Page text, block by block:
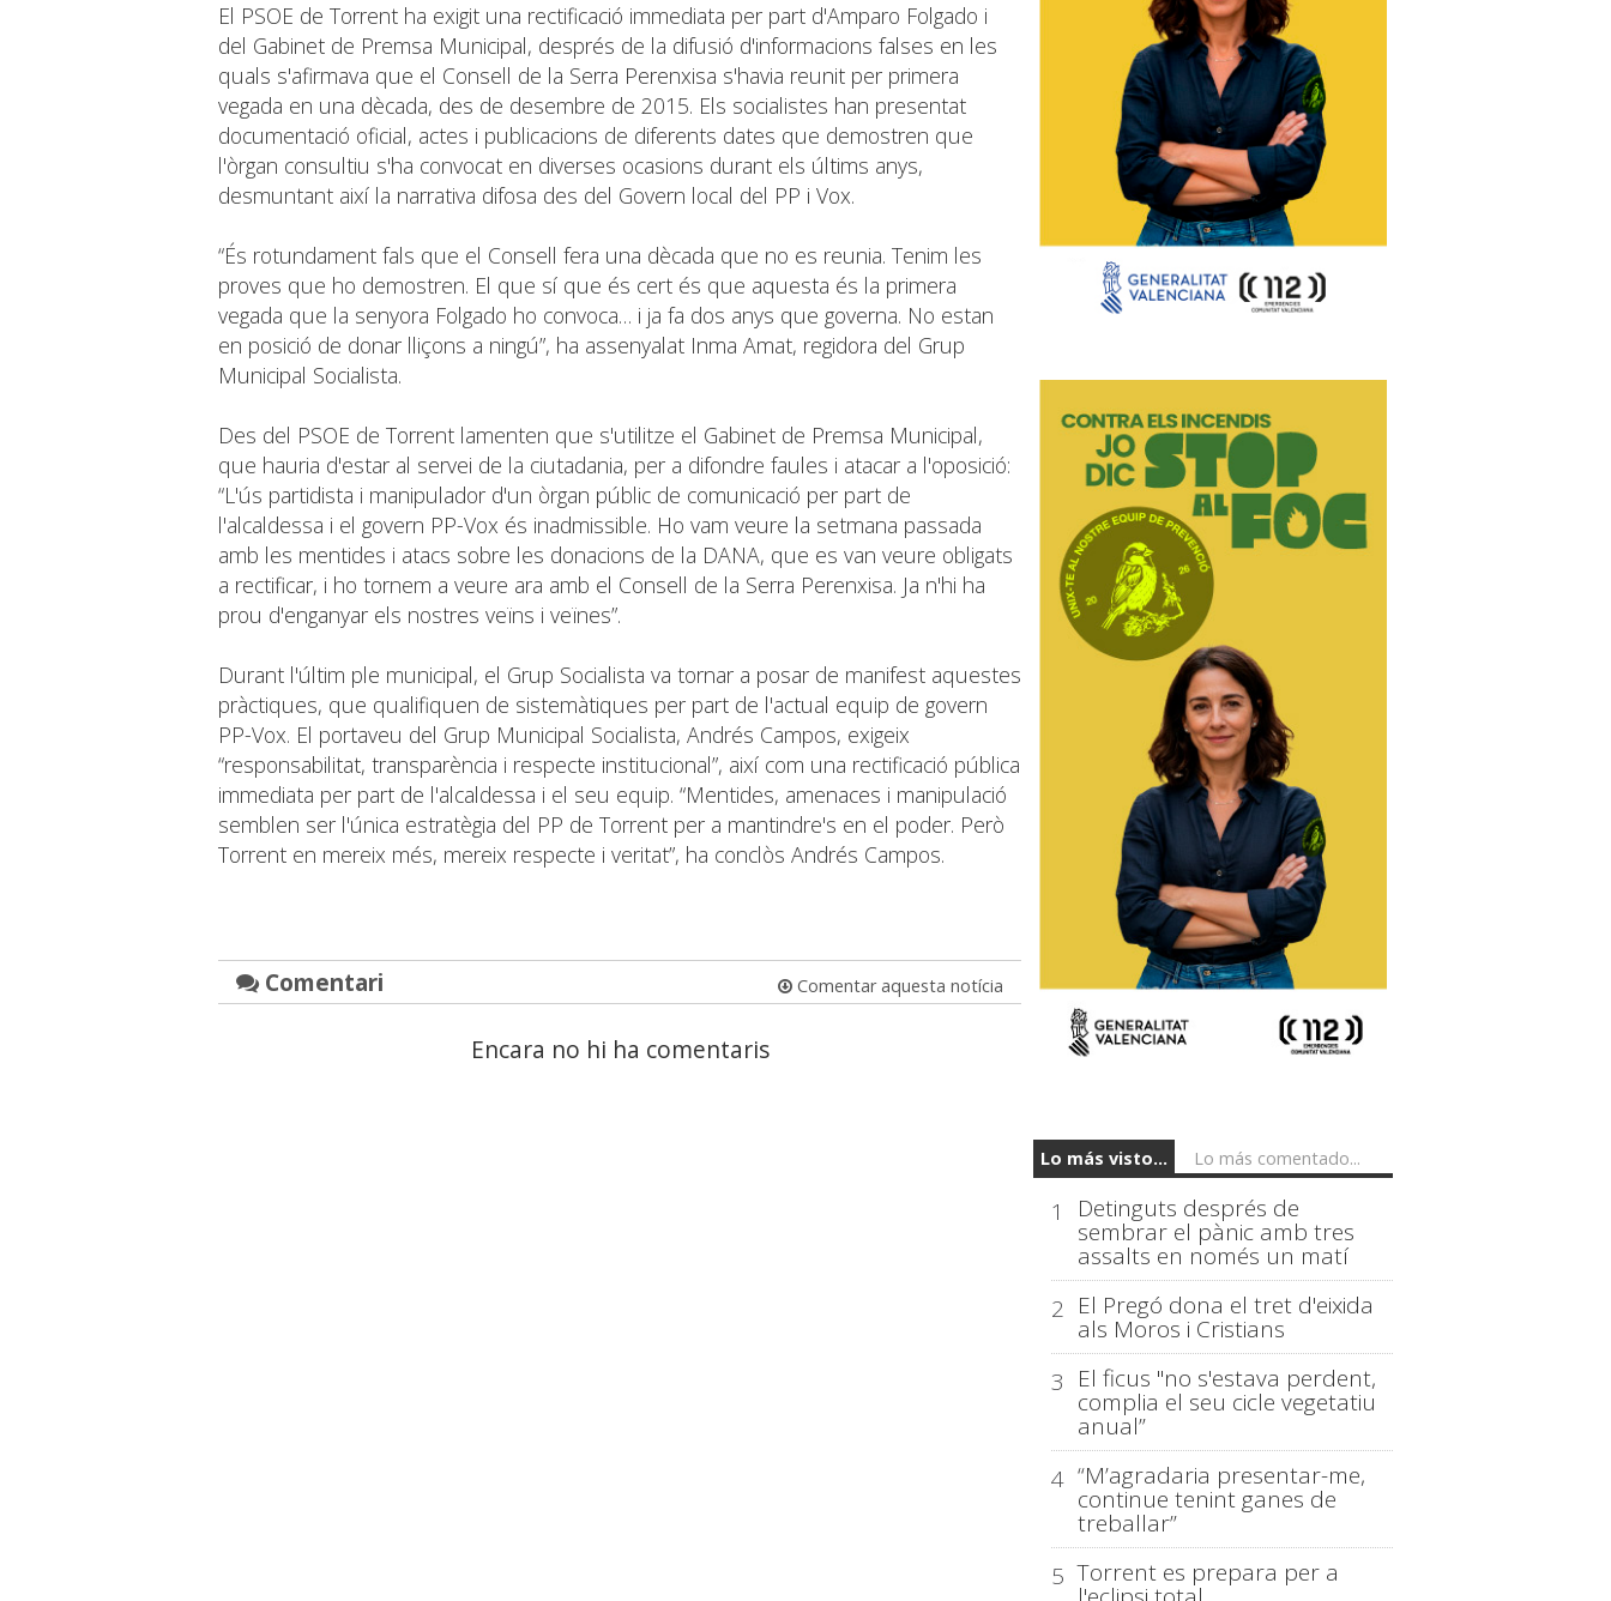
El PSOE de Torrent ha exigit una rectificació immediata per part d'Amparo Folgado i
del Gabinet de Premsa Municipal, després de la difusió d'informacions falses en les
quals s'afirmava que el Consell de la Serra Perenxisa s'havia reunit per primera
vegada en una dècada, des de desembre de 2015. Els socialistes han presentat
documentació oficial, actes i publicacions de diferents dates que demostren que
l'òrgan consultiu s'ha convocat en diverses ocasions durant els últims anys,
desmuntant així la narrativa difosa des del Govern local del PP i Vox.
“És rotundament fals que el Consell fera una dècada que no es reunia. Tenim les
proves que ho demostren. El que sí que és cert és que aquesta és la primera
vegada que la senyora Folgado ho convoca… i ja fa dos anys que governa. No estan
en posició de donar lliçons a ningú”, ha assenyalat Inma Amat, regidora del Grup
Municipal Socialista.
Des del PSOE de Torrent lamenten que s'utilitze el Gabinet de Premsa Municipal,
que hauria d'estar al servei de la ciutadania, per a difondre faules i atacar a l'oposició:
“L'ús partidista i manipulador d'un òrgan públic de comunicació per part de
l'alcaldessa i el govern PP-Vox és inadmissible. Ho vam veure la setmana passada
amb les mentides i atacs sobre les donacions de la DANA, que es van veure obligats
a rectificar, i ho tornem a veure ara amb el Consell de la Serra Perenxisa. Ja n'hi ha
prou d'enganyar els nostres veïns i veïnes”.
Durant l'últim ple municipal, el Grup Socialista va tornar a posar de manifest aquestes
pràctiques, que qualifiquen de sistemàtiques per part de l'actual equip de govern
PP-Vox. El portaveu del Grup Municipal Socialista, Andrés Campos, exigeix
“responsabilitat, transparència i respecte institucional”, així com una rectificació pública
immediata per part de l'alcaldessa i el seu equip. “Mentides, amenaces i manipulació
semblen ser l'única estratègia del PP de Torrent per a mantindre's en el poder. Però
Torrent en mereix més, mereix respecte i veritat”, ha conclòs Andrés Campos.
Comentari Comentar aquesta notícia
Encara no hi ha comentaris
Lo más visto... Lo más comentado...
1 Detinguts després de
sembrar el pànic amb tres
assalts en només un matí
2 El Pregó dona el tret d'eixida
als Moros i Cristians
3 El ficus "no s'estava perdent,
complia el seu cicle vegetatiu
anual”
4 “M’agradaria presentar-me,
continue tenint ganes de
treballar”
5 Torrent es prepara per a